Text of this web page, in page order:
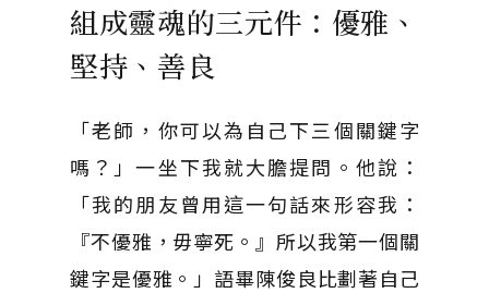
組成靈魂的三元件：優雅、
堅持、善良
「老師，你可以為自己下三個關鍵字
嗎？」一坐下我就大膽提問。他說：
「我的朋友曾用這一句話來形容我：
『不優雅，毋寧死。』所以我第一個關
鍵字是優雅。」語畢陳俊良比劃著自己